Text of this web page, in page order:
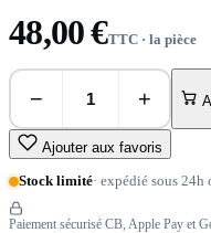
48,00 €TTC · la pièce
− +
Ajouter aux favoris
Stock limité· expédié sous 24h
Paiement sécurisé CB, Apple Pay et